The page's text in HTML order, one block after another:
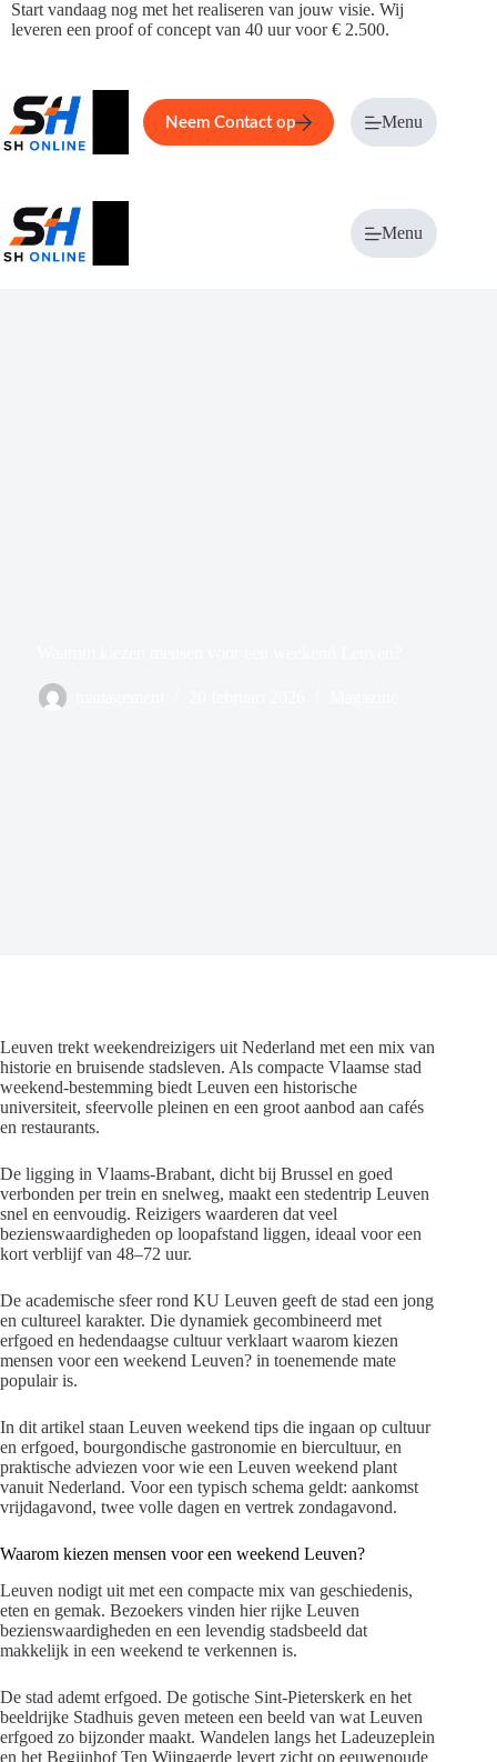
Ga
naar
Start vandaag nog met het realiseren van jouw visie. Wij
leveren een proof of concept van 40 uur voor € 2.500.
Home Service Over ons
Neem Contact op Menu
Menu
Leuven trekt weekendreizigers uit Nederland met een mix van
historie en bruisende stadsleven. Als compacte Vlaamse stad
weekend-bestemming biedt Leuven een historische
universiteit, sfeervolle pleinen en een groot aanbod aan cafés
en restaurants.
De ligging in Vlaams-Brabant, dicht bij Brussel en goed
verbonden per trein en snelweg, maakt een stedentrip Leuven
snel en eenvoudig. Reizigers waarderen dat veel
bezienswaardigheden op loopafstand liggen, ideaal voor een
kort verblijf van 48–72 uur.
De academische sfeer rond KU Leuven geeft de stad een jong
en cultureel karakter. Die dynamiek gecombineerd met
erfgoed en hedendaagse cultuur verklaart waarom kiezen
mensen voor een weekend Leuven? in toenemende mate
populair is.
In dit artikel staan Leuven weekend tips die ingaan op cultuur
en erfgoed, bourgondische gastronomie en biercultuur, en
praktische adviezen voor wie een Leuven weekend plant
vanuit Nederland. Voor een typisch schema geldt: aankomst
vrijdagavond, twee volle dagen en vertrek zondagavond.
Waarom kiezen mensen voor een weekend Leuven?
Leuven nodigt uit met een compacte mix van geschiedenis,
eten en gemak. Bezoekers vinden hier rijke Leuven
bezienswaardigheden en een levendig stadsbeeld dat
makkelijk in een weekend te verkennen is.
De stad ademt erfgoed. De gotische Sint-Pieterskerk en het
beeldrijke Stadhuis geven meteen een beeld van wat Leuven
erfgoed zo bijzonder maakt. Wandelen langs het Ladeuzeplein
en het Begijnhof Ten Wijngaerde levert zicht op eeuwenoude